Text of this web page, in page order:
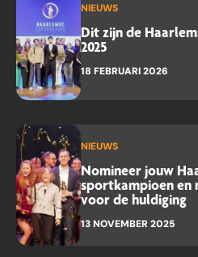
NIEUWS
Dit zijn de
2025
18 FEBRUARI 2026
NIEUWS
Nomineer jouw
sportkampioen en
voor de huldiging
13 NOVEMBER 2025